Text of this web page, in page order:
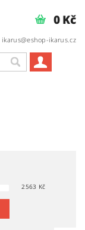
ikarus@eshop-ikarus.cz
0 Kč
2563 Kč